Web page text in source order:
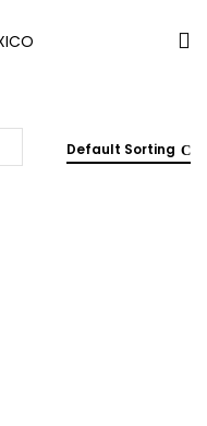
Default Sorting